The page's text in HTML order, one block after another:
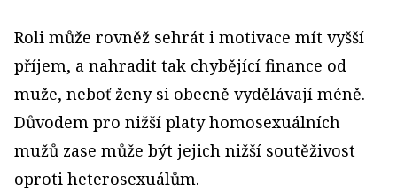
Roli může rovněž sehrát i motivace mít vyšší
příjem, a nahradit tak chybějící finance od
muže, neboť ženy si obecně vydělávají méně.
Důvodem pro nižší platy homosexuálních
mužů zase může být jejich nižší soutěživost
oproti heterosexuálům.